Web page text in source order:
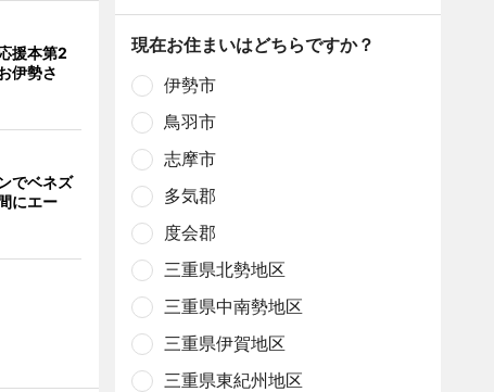
援本第2
伊勢さ
でベネズ
にエー
現在お住まいはどちらですか？
伊勢市
鳥羽市
志摩市
多気郡
度会郡
三重県北勢地区
三重県中南勢地区
三重県伊賀地区
三重県東紀州地区